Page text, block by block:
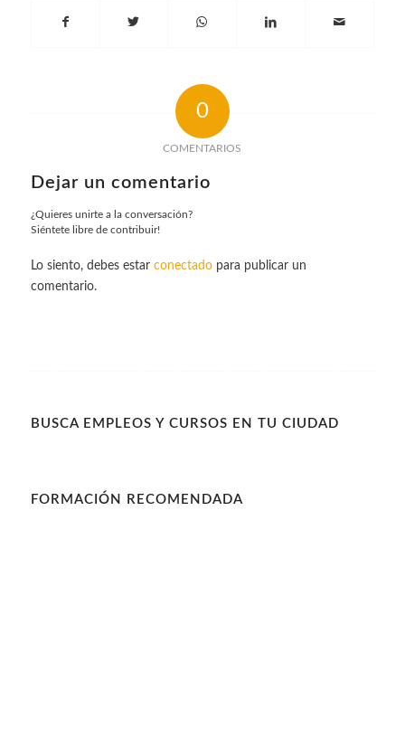
0
COMENTARIOS
Dejar un comentario
¿Quieres unirte a la conversación?
Siéntete libre de contribuir!
Lo siento, debes estar conectadopara publicar un
comentario.
BUSCA EMPLEOS Y CURSOS EN TU CIUDAD
FORMACIÓN RECOMENDADA